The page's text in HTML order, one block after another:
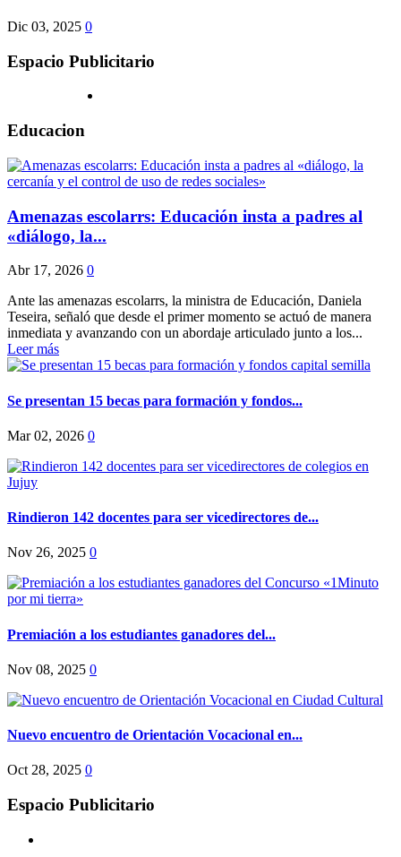
Dic 03, 2025 0
Espacio Publicitario
Educacion
Amenazas escolarrs: Educación insta a padres al
«diálogo, la...
Abr 17, 2026 0
Ante las amenazas escolarrs, la ministra de Educación, Daniela
Teseira, señaló que desde el primer momento se actuó de manera
inmediata y avanzando con un abordaje articulado junto a los...
Leer más
Se presentan 15 becas para formación y fondos...
Mar 02, 2026 0
Rindieron 142 docentes para ser vicedirectores de...
Nov 26, 2025 0
Premiación a los estudiantes ganadores del...
Nov 08, 2025 0
Nuevo encuentro de Orientación Vocacional en...
Oct 28, 2025 0
Espacio Publicitario